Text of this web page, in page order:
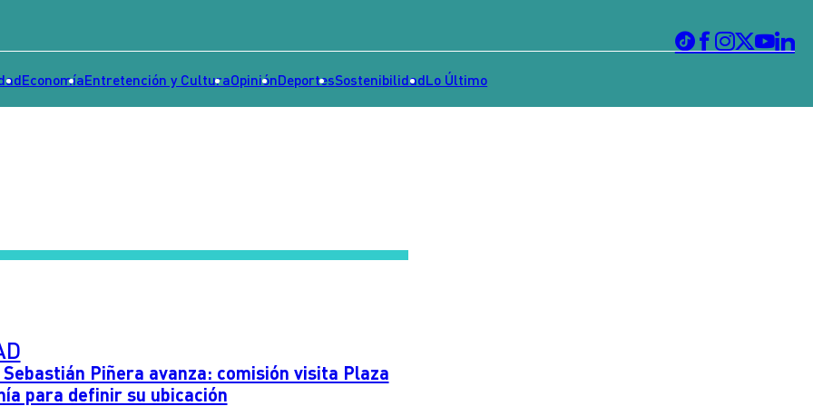
EconomíaEntretención y CulturaOpiniónDeportesSostenibilidadLo Último
Piñera avanza: comisión visita Plaza
para definir su ubicación